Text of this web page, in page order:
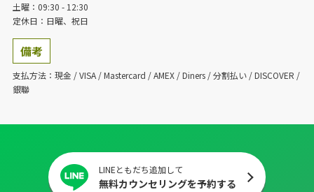
土曜：09:30 - 12:30
定休日：日曜、祝日
備考
支払方法：現金 / VISA / Mastercard / AMEX / Diners / 分割払い / DISCOVER /
銀聯
LINEともだち追加して
無料カウンセリングを予約する